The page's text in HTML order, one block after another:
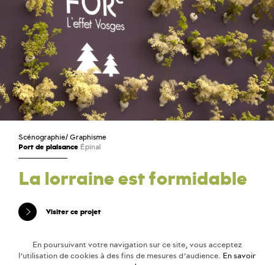
Scénographie/ Graphisme
Port de plaisance Épinal
La lorraine est formidable
Visiter ce projet
En poursuivant votre navigation sur ce site, vous acceptez
l’utilisation de cookies à des fins de mesures d’audience. En savoir